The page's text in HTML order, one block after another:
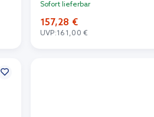
Sofort lieferbar
157,28 €
UVP:161,00 €